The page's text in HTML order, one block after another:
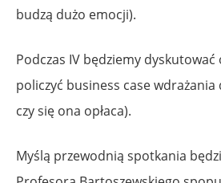
budzą dużo emocji).
Podczas IV będziemy dyskutować
policzyć business case wdrażania
czy się ona opłaca).
Myślą przewodnią spotkania